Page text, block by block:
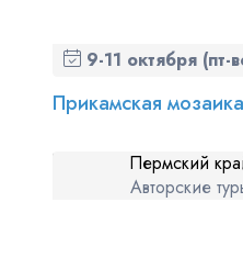
9-11 октября (пт-
Прикамская
Пермский
Авторские